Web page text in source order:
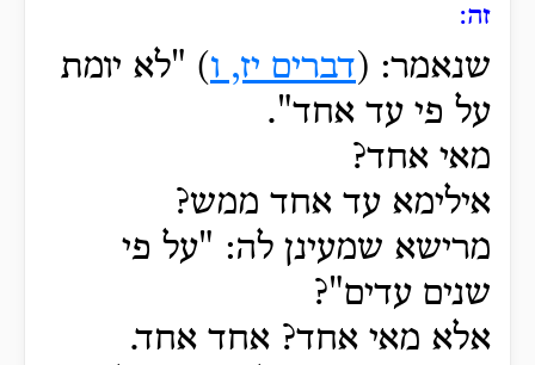
זה:
שנאמר: (דברים יז, ו) "לא יומת
על פי עד אחד".
מאי אחד?
אילימא עד אחד ממש?
מרישא שמעינן לה: "על פי
שנים עדים"?
אלא מאי אחד? אחד אחד.